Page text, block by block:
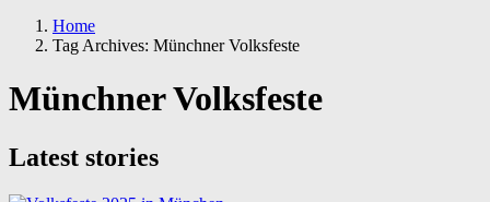
Home
Tag Archives: Münchner Volksfeste
Münchner Volksfeste
Latest stories